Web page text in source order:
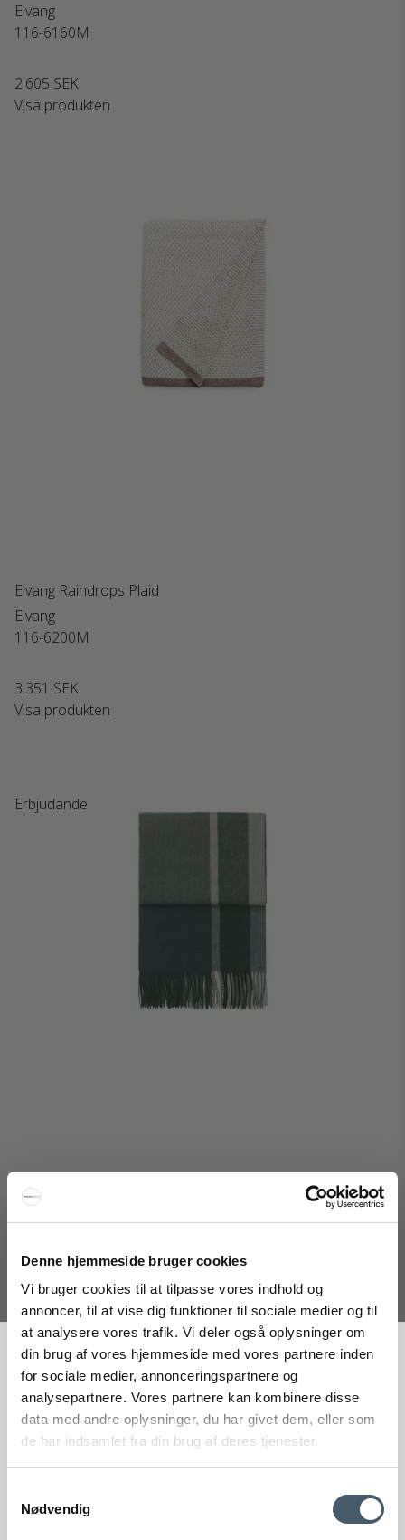
Denne hjemmeside bruger cookies
Vi bruger cookies til at tilpasse vores indhold og
annoncer, til at vise dig funktioner til sociale medier og til
at analysere vores trafik. Vi deler også oplysninger om
din brug af vores hjemmeside med vores partnere inden
for sociale medier, annonceringspartnere og
analysepartnere. Vores partnere kan kombinere disse
data med andre oplysninger, du har givet dem, eller som
de har indsamlet fra din brug af deres tjenester.
Nødvendig
Elvang
116-6160M
2.605 SEK
Visa produkten
Elvang Raindrops Plaid
Elvang
116-6200M
3.351 SEK
Visa produkten
Erbjudande
Elvang Manhattan Plaid
Elvang
1.560 SEK
Pris från1.138 SEK
Visa produkten
Erbjudande
FÅ 20 % RABATT
Få 20 % rabatt genom att prenumerera på vårt nyhetsbrev. *Din rabatt
kan inte användas på redan nedsatta varor eller produkter från
Rocket.